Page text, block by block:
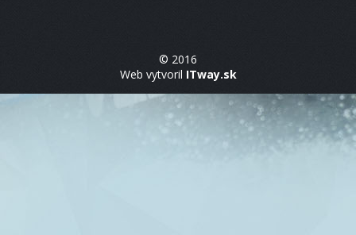
© 2016
Web vytvoril ITway.sk